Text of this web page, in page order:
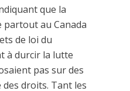
que la
partout au Canada
de loi du
à durcir la lutte
pas sur des
droits. Tant les